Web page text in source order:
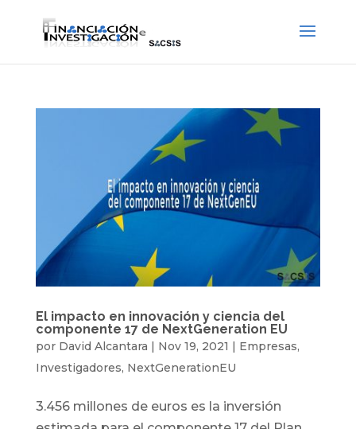
El impacto en innovación y ciencia del
componente 17 de NextGeneration EU
por David Alcantara | Nov 19, 2021 | Empresas,
Investigadores, NextGenerationEU
3.456 millones de euros es la inversión